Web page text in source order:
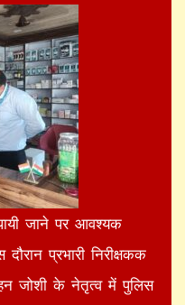
जाने पर आवश्यक
प्रभारी निरीक्षकक
जोशी के नेतृत्व में पुलिस